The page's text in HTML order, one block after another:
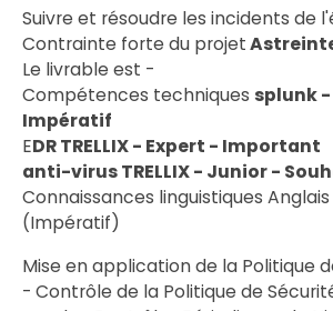
Suivre et résoudre les incidents de
Contrainte forte du projet
Le livrable est -
Compétences techniques splunk
Impératif
EDR TRELLIX - Expert - Important
anti-virus TRELLIX - Junior -
Connaissances linguistiques
(Impératif)
Mise en application de la Politique
- Contrôle de la Politique de